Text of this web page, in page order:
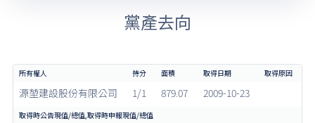
黨產去向
源堃建設股份有限公司 1/1 879.07 2009-10-23